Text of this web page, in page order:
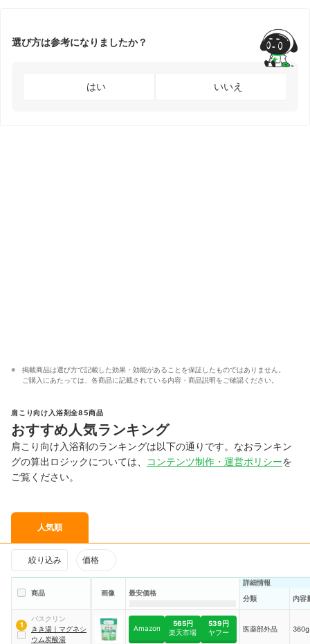
選び方は参考になりましたか？
はい いいえ
掲載商品は選び方で記載した効果・効能があることを保証したものではありません。
ご購入にあたっては、各商品に記載されている内容・商品説明をご確認ください。
肩こり向け入浴剤全85商品
おすすめ人気ランキング
肩こり向け入浴剤のランキングは以下の通りです。なおランキン
グの算出ロジックについては、
コンテンツ制作・運営ポリシーを
ご覧ください。
人気順
絞り込み 価格
商品 画像 最安価格
詳細情報
分類
内容
1
バスクリン
きき湯 ｜ マグネシ
ウム炭酸湯
Amazon
565円
楽天市場
539円
ヤフー
医薬部外品 360g